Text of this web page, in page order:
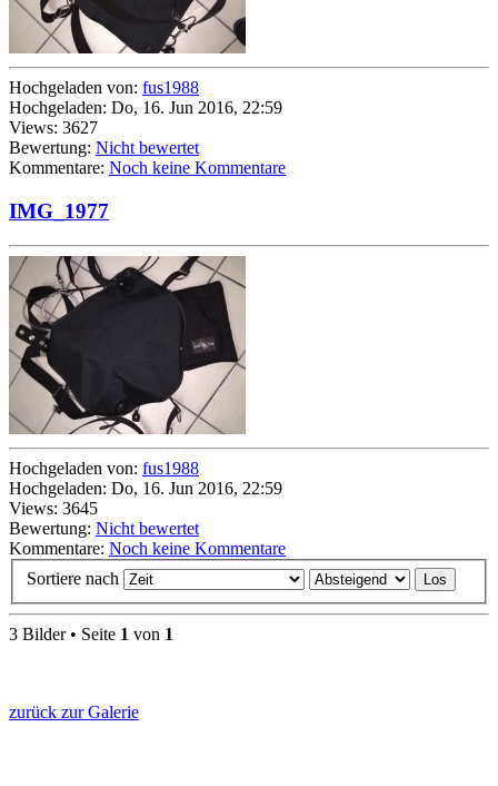
Hochgeladen von: fus1988
Hochgeladen: Do, 16. Jun 2016, 22:59
Views: 3627
Bewertung: Nicht bewertet
Kommentare: Noch keine Kommentare
IMG_1977
Hochgeladen von: fus1988
Hochgeladen: Do, 16. Jun 2016, 22:59
Views: 3645
Bewertung: Nicht bewertet
Kommentare: Noch keine Kommentare
Sortiere nach
3 Bilder • Seite 1 von 1
zurück zur Galerie